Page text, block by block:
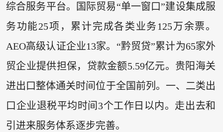
综合服务平台。国际贸易“单一窗口”建设集成服
务功能25项，累计完成各类业务125万余票。
AEO高级认证企业13家。“黔贸贷”累计为65家外
贸企业提供担保，贷款金额5.59亿元。贵阳海关
进出口整体通关时间位于全国前列。一、二类出
口企业退税平均时间3个工作日以内。走出去和
引进来服务体系逐步完善。